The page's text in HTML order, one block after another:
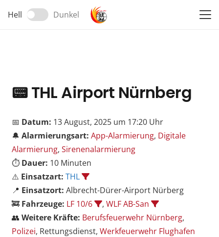
Hell Dunkel
📟THL Airport Nürnberg
📅 Datum: 13 August, 2025 um 17:20 Uhr
🔔 Alarmierungsart: App-Alarmierung, Digitale
Alarmierung, Sirenenalarmierung
⏱️ Dauer: 10 Minuten
⚠️ Einsatzart: THL
📍 Einsatzort: Albrecht-Dürer-Airport Nürberg
🚒 Fahrzeuge: LF 10/6 , WLF AB-San
👥 Weitere Kräfte: Berufsfeuerwehr Nürnberg,
Polizei, Rettungsdienst, Werkfeuerwehr Flughafen